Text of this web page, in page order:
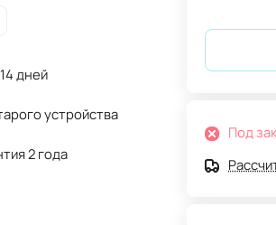
дней
устройства
2 года
Под